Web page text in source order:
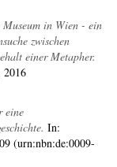
in Wien - ein
zwischen
einer Metapher.
2016
eine
In:
(urn:nbn:de:0009-